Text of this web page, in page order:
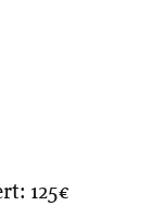
125€